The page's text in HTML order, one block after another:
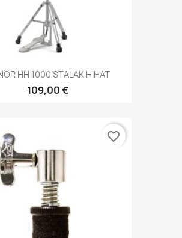
HH 1000 STALAK HIHAT
109,00 €
favorite_border